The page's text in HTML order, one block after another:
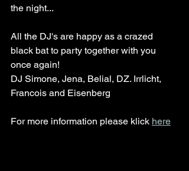
the night...
All the DJ's are happy as a crazed
black bat to party together with you
once again!
DJ Simone, Jena, Belial, DZ. Irrlicht,
Francois and Eisenberg
For more information please klick here